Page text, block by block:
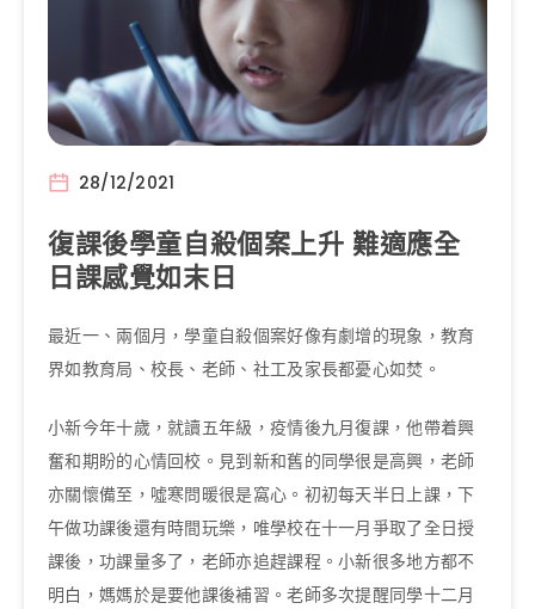
28/12/2021
復課後學童自殺個案上升 難適應全
日課感覺如末日
最近一、兩個月，學童自殺個案好像有劇增的現象，教育
界如教育局、校長、老師、社工及家長都憂心如焚。
小新今年十歲，就讀五年級，疫情後九月復課，他帶着興
奮和期盼的心情回校。見到新和舊的同學很是高興，老師
亦關懷備至，噓寒問暖很是窩心。初初每天半日上課，下
午做功課後還有時間玩樂，唯學校在十一月爭取了全日授
課後，功課量多了，老師亦追趕課程。小新很多地方都不
明白，媽媽於是要他課後補習。老師多次提醒同學十二月